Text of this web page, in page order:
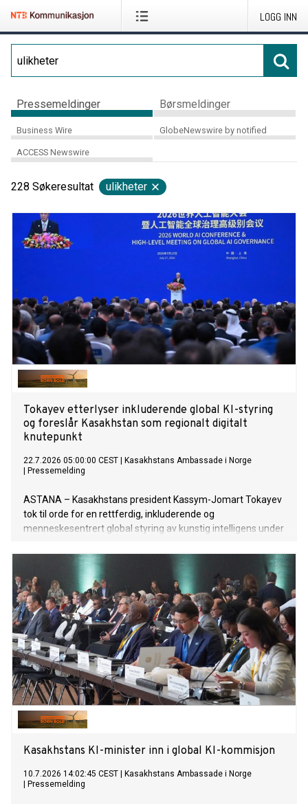
LOGG INN
Pressemeldinger Børsmeldinger
Business Wire GlobeNewswire by notified
ACCESS Newswire
228 Søkeresultat ulikheter
Tokayev etterlyser inkluderende global KI-styring
og foreslår Kasakhstan som regionalt digitalt
knutepunkt
22.7.2026 05:00:00 CEST
Kasakhstans Ambassade i Norge
Pressemelding
ASTANA – Kasakhstans president Kassym-Jomart Tokayev
tok til orde for en rettferdig, inkluderende og
menneskesentrert global styring av kunstig intelligens under
(WAIC) 2026 i Shanghai 17. juli. Han oppfordret til styrket
internasjonalt samarbeid og lanserte nye initiativer for å
fremme utviklingen og reguleringen av kunstig intelligens
samt styrke digital samhandling.
Kasakhstans KI-minister inn i global KI-kommisjon
10.7.2026 14:02:45 CEST
Kasakhstans Ambassade i Norge
Pressemelding